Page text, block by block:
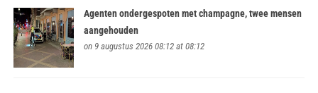
Agenten ondergespoten met champagne, twee mensen
aangehouden
on 9 augustus 2026 08:12 at 08:12